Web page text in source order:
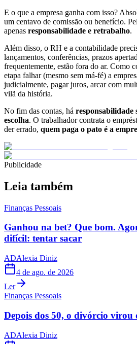
E o que a empresa ganha com isso?
um centavo de comissão ou benefício.
apenas responsabilidade e retrabalho.
Além disso, o RH e a contabilidade
lançamentos, conferências, prazos
frequentemente, estão fora do ar. Como
etapa falhar (mesmo sem má-fé) a
judicialmente, pagar juros, arcar com
vilã da história.
No fim das contas, há responsabilidade
escolha. O trabalhador contrata o
der errado, quem paga o pato é a
Publicidade
Leia também
Finanças Pessoais
Ganhou na bet? Que bom.
difícil: tentar sacar
ADAlexia Diniz
4 de ago. de 2026
Ler
Finanças Pessoais
Depois dos 50, o divórcio
ADAlexia Diniz